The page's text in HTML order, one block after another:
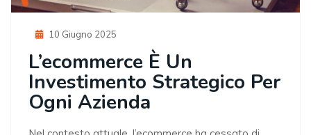
Posted
10 Giugno 2025
L’ecommerce È Un
Investimento Strategico Per
Ogni Azienda